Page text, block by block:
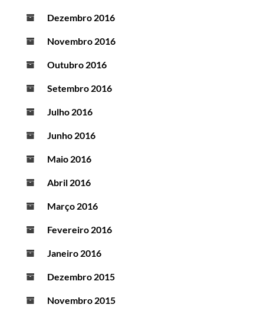
Dezembro 2016
Novembro 2016
Outubro 2016
Setembro 2016
Julho 2016
Junho 2016
Maio 2016
Abril 2016
Março 2016
Fevereiro 2016
Janeiro 2016
Dezembro 2015
Novembro 2015